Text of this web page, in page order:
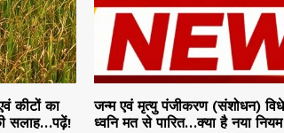
कीटों का
सलाह…पढ़ें!
जन्म एवं मृत्यु पंजीकरण (संशोधन)
ध्वनि मत से पारित…क्या है नया